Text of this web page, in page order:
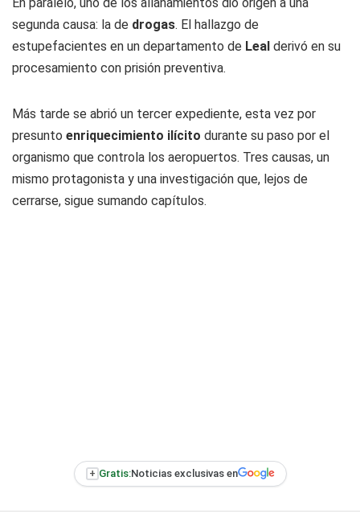
segunda causa: la de drogas. El hallazgo de
estupefacientes en un departamento de Leal derivó en su
procesamiento con prisión preventiva.
Más tarde se abrió un tercer expediente, esta vez por
presunto enriquecimiento ilícito durante su paso por el
organismo que controla los aeropuertos. Tres causas, un
mismo protagonista y una investigación que, lejos de
cerrarse, sigue sumando capítulos.
+ Gratis:Noticias exclusivas en